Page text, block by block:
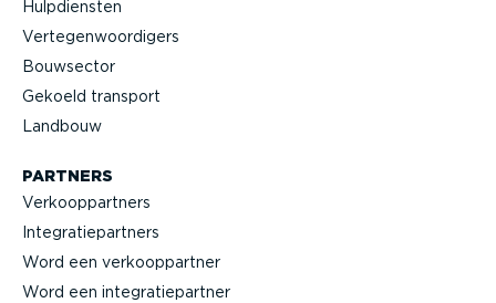
Hulpdiensten
Verte­gen­woor­digers
Bouwsector
Gekoeld transport
Landbouw
PARTNERS
Verkoop­partners
Integra­tie­partners
Word een verkoop­partner
Word een integra­tie­partner